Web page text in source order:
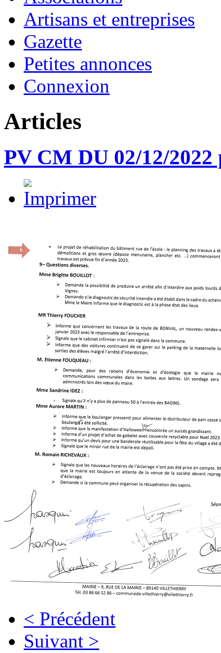
Artisans et entreprises
Gazette
Petites annonces
Connexion
Articles
PV CM DU 02/12/2022
< Précédent
Suivant >